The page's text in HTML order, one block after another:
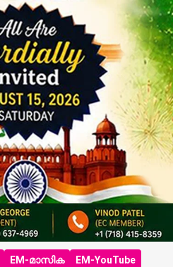
EM-മാസിക EM-YouTube